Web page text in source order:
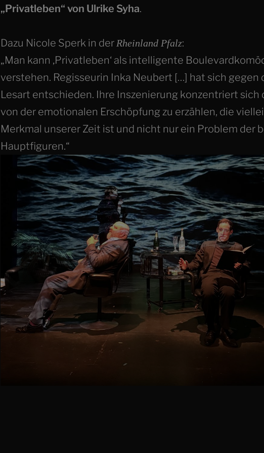
„Privatleben“ von Ulrike Syha.
Dazu Nicole Sperk in der Rheinland Pfalz:
„Man kann ‚Privatleben‘ als intelligente
verstehen. Regisseurin Inka Neubert […] hat sich gegen
Lesart entschieden. Ihre Inszenierung konzentriert sich
von der emotionalen Erschöpfung zu erzählen, die
Merkmal unserer Zeit ist und nicht nur ein Problem der
Hauptfiguren.“